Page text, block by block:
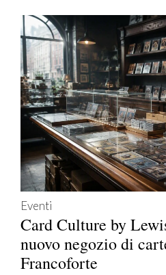
Eventi
Card Culture by
nuovo negozio di
Francoforte